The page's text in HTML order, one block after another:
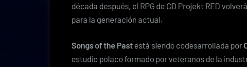
década después, el RPG de CD Projekt RED
para la generación actual.
Songs of the Past está siendo codesarrollada por
estudio polaco formado por veteranos de la